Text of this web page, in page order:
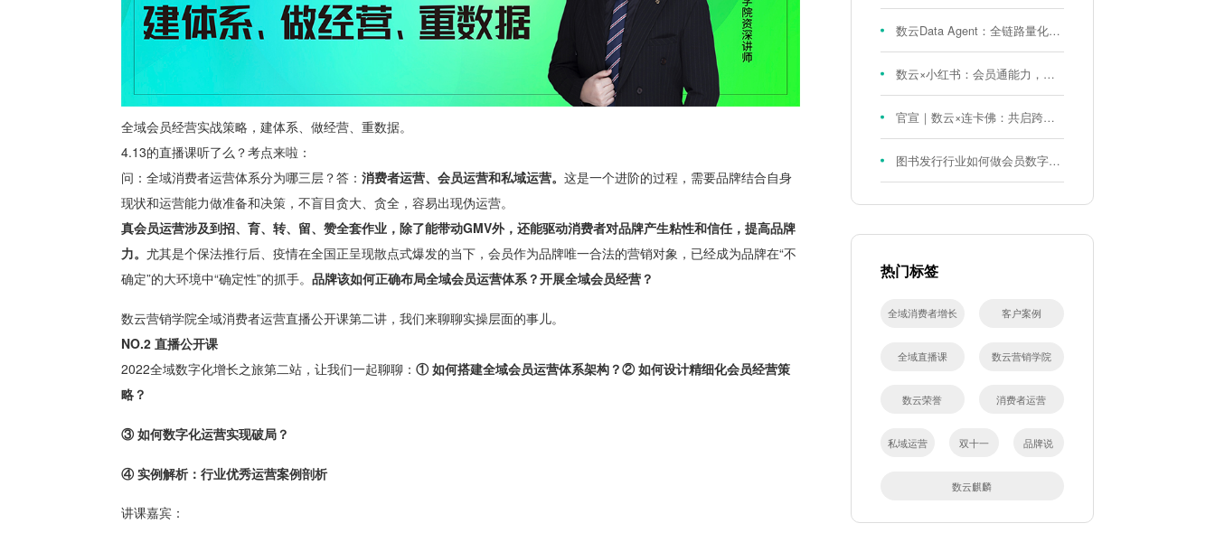
全域会员经营实战策略，建体系、做经营、重数据。
4.13的直播课听了么？考点来啦：
问：全域消费者运营体系分为哪三层？答：消费者运营、会员运营和私域运营。这是一个进阶的过程，需要品牌结合自身
现状和运营能力做准备和决策，不盲目贪大、贪全，容易出现伪运营。
真会员运营涉及到招、育、转、留、赞全套作业，除了能带动GMV外，还能驱动消费者对品牌产生粘性和信任，提高品牌
力。尤其是个保法推行后、疫情在全国正呈现散点式爆发的当下，会员作为品牌唯一合法的营销对象，已经成为品牌在“不
确定”的大环境中“确定性”的抓手。品牌该如何正确布局全域会员运营体系？开展全域会员经营？
数云营销学院全域消费者运营直播公开课第二讲，我们来聊聊实操层面的事儿。
NO.2 直播公开课
2022全域数字化增长之旅第二站，让我们一起聊聊：① 如何搭建全域会员运营体系架构？② 如何设计精细化会员经营策
略？
③ 如何数字化运营实现破局？
④ 实例解析：行业优秀运营案例剖析
讲课嘉宾：
数云Data Agent：全链路量化评测体系，炼就零售数据分析精准力
数云×小红书：会员通能力，重磅发布！
官宣｜数云×连卡佛：共启跨境会员运营新征程，重塑消费联结新体验
图书发行行业如何做会员数字化?河南新华书店给打了个样！
热门标签
全域消费者增长 客户案例
全域直播课 数云营销学院
数云荣誉 消费者运营
私域运营 双十一 品牌说
数云麒麟